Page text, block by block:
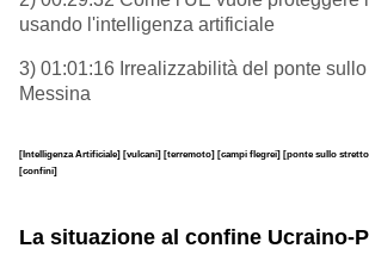
usando l'intelligenza artificiale
3) 01:01:16 Irrealizzabilità del ponte sullo
Messina
[Intelligenza Artificiale] [vulcani] [terremoto] [campi flegrei] [ponte sullo
[confini]
La situazione al confine Ucraino-